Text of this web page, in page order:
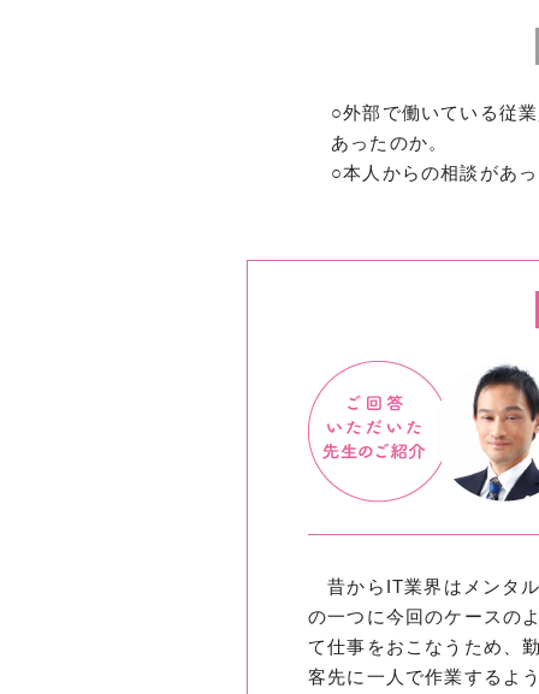
○外部で働いている従
あったのか。
○本人からの相談があ
昔からIT業界はメンタ
の一つに今回のケースの
て仕事をおこなうため、
客先に一人で作業するよ